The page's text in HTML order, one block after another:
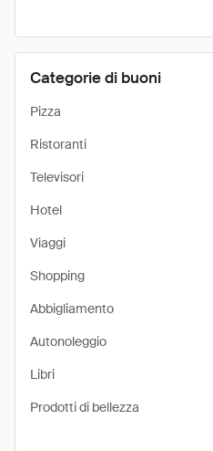
Categorie di buoni
Pizza
Ristoranti
Televisori
Hotel
Viaggi
Shopping
Abbigliamento
Autonoleggio
Libri
Prodotti di bellezza